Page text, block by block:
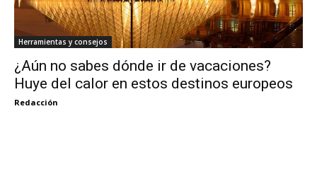
Herramientas y consejos
¿Aún no sabes dónde ir de vacaciones?
Huye del calor en estos destinos europeos
Redacción